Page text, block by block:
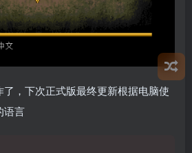
，下次正式版最终更新根据电脑使
语言